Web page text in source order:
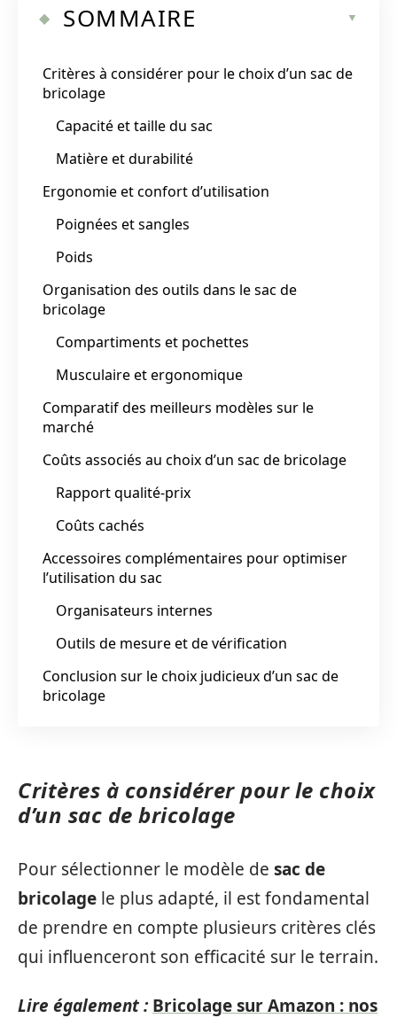
SOMMAIRE
Critères à considérer pour le choix d’un sac de
bricolage
Capacité et taille du sac
Matière et durabilité
Ergonomie et confort d’utilisation
Poignées et sangles
Poids
Organisation des outils dans le sac de
bricolage
Compartiments et pochettes
Musculaire et ergonomique
Comparatif des meilleurs modèles sur le
marché
Coûts associés au choix d’un sac de bricolage
Rapport qualité-prix
Coûts cachés
Accessoires complémentaires pour optimiser
l’utilisation du sac
Organisateurs internes
Outils de mesure et de vérification
Conclusion sur le choix judicieux d’un sac de
bricolage
Critères à considérer pour le choix
d’un sac de bricolage
Pour sélectionner le modèle de sac de
bricolage le plus adapté, il est fondamental
de prendre en compte plusieurs critères clés
qui influenceront son efficacité sur le terrain.
Lire également : Bricolage sur Amazon : nos